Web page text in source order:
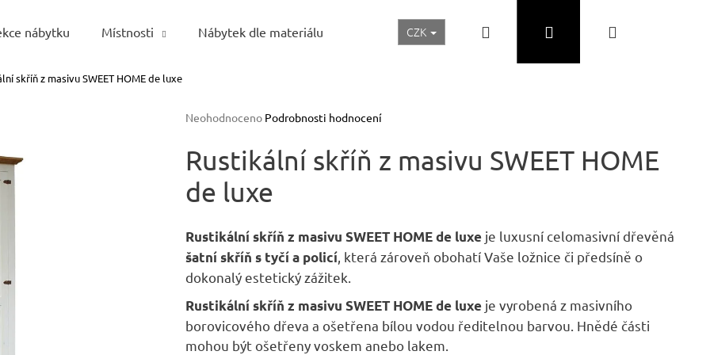
nábytku Místnosti Nábytek dle materiálu Realizace a inspirace Akční ceny Nábytek Skladem
CZK Přihlášení
skříň z masivu SWEET HOME de luxe
Průměrné
produktu
je
0,0
z
hvězdiček.
Neohodnoceno Podrobnosti hodnocení
Rustikální skříň z masivu SWEET HOME
de luxe
Rustikální skříň z masivu SWEET HOME de luxe je luxusní celomasivní dřevěná
šatní skříň s tyčí a policí , která zároveň obohatí Vaše ložnice či předsíně o
dokonalý estetický zážitek.
Rustikální skříň z masivu SWEET HOME de luxe je vyrobená z masivního
borovicového dřeva a ošetřena bílou vodou ředitelnou barvou. Hnědé části
mohou být ošetřeny voskem anebo lakem.
Co potřebujete najít?
HLEDAT
Následující